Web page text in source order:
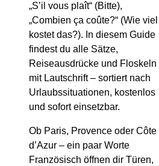
„S’il vous plaît“ (Bitte),
„Combien ça coûte?“ (Wie viel
kostet das?). In diesem Guide
findest du alle Sätze,
Reiseausdrücke und Floskeln
mit Lautschrift – sortiert nach
Urlaubssituationen, kostenlos
und sofort einsetzbar.
Ob Paris, Provence oder Côte
d’Azur – ein paar Worte
Französisch öffnen dir Türen,